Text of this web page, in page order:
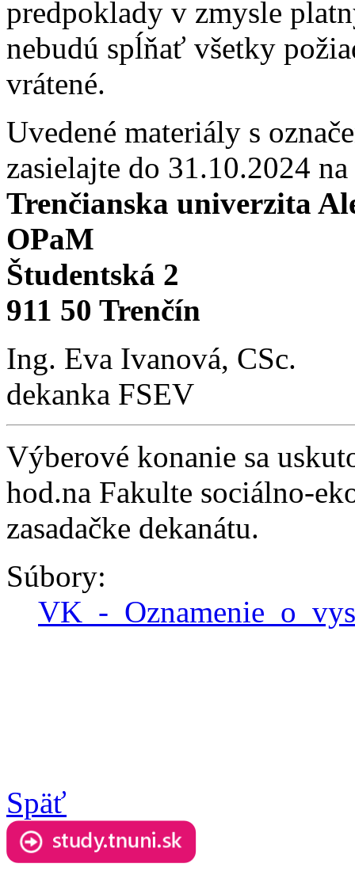
predpoklady v zmysle
nebudú spĺňať všetky
vrátené.
Uvedené materiály s
zasielajte do 31.10.2024 na
Trenčianska univerzita
OPaM
Študentská 2
911 50 Trenčín
Ing. Eva Ivanová, CSc.
dekanka FSEV
Výberové konanie sa
hod.na Fakulte sociálno-
zasadačke dekanátu.
Súbory:
VK_-
Späť